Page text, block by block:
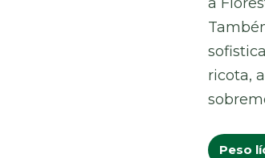
ricota,
Peso